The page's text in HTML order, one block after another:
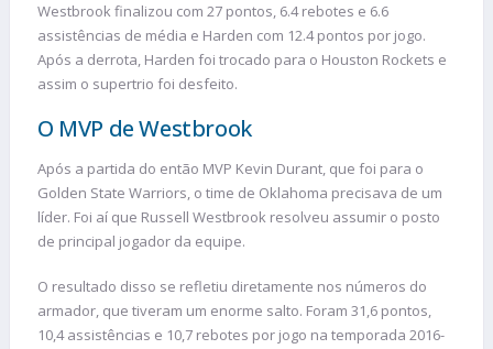
Westbrook finalizou com 27 pontos, 6.4 rebotes e 6.6
assistências de média e Harden com 12.4 pontos por jogo.
Após a derrota, Harden foi trocado para o Houston Rockets e
assim o supertrio foi desfeito.
O MVP de Westbrook
Após a partida do então MVP Kevin Durant, que foi para o
Golden State Warriors, o time de Oklahoma precisava de um
líder. Foi aí que Russell Westbrook resolveu assumir o posto
de principal jogador da equipe.
O resultado disso se refletiu diretamente nos números do
armador, que tiveram um enorme salto. Foram 31,6 pontos,
10,4 assistências e 10,7 rebotes por jogo na temporada 2016-